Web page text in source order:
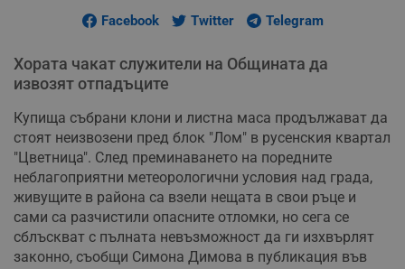
Facebook Twitter Telegram
Хората чакат служители на Общината да
извозят отпадъците
Купища събрани клони и листна маса продължават да
стоят неизвозени пред блок "Лом" в русенския квартал
"Цветница". След преминаването на поредните
неблагоприятни метеорологични условия над града,
живущите в района са взели нещата в свои ръце и
сами са разчистили опасните отломки, но сега се
сблъскват с пълната невъзможност да ги изхвърлят
законно, съобщи Симона Димова в публикация във